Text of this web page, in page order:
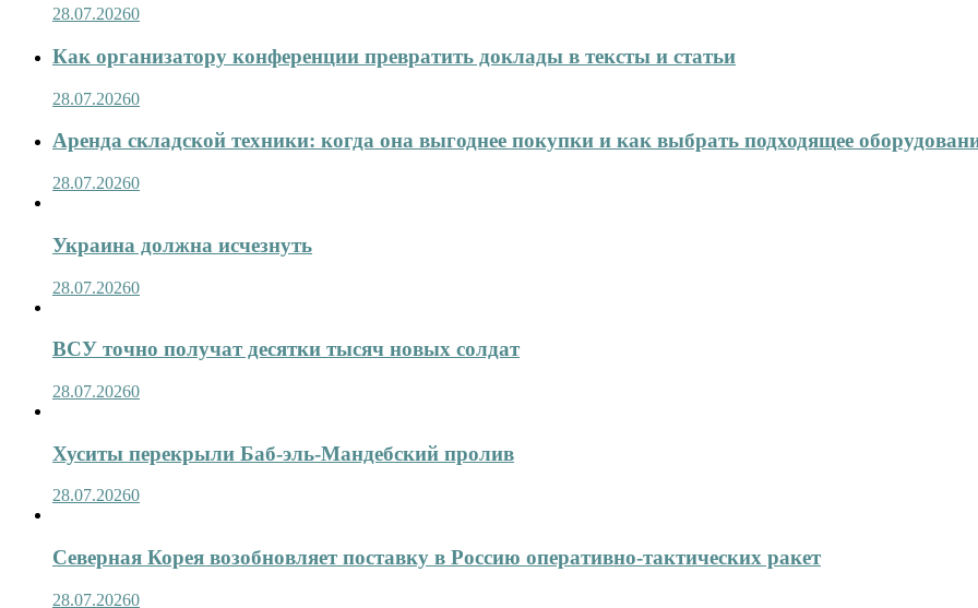
28.07.20260
Как организатору конференции превратить доклады в тексты и статьи
28.07.20260
Аренда складской техники: когда она выгоднее покупки и как выбрать подходящее
28.07.20260
Украина должна исчезнуть
28.07.20260
ВСУ точно получат десятки тысяч новых солдат
28.07.20260
Хуситы перекрыли Баб-эль-Мандебский пролив
28.07.20260
Северная Корея возобновляет поставку в Россию оперативно-тактических ракет
28.07.20260